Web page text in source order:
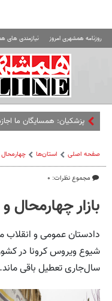
روزنامه همشهری امروز نیازمندی های
پزشکیان: همسایگان ما
صفحه اصلی استان‌ها
مجموع نظرات: ۰
بازار
دادستان عمومی و انقلاب
شیوع ویروس کرونا در کشور
سال‌جاری تعطیل باقی ماند.